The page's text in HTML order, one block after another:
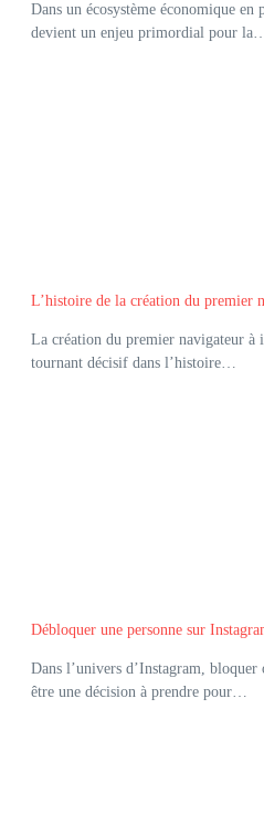
Dans un écosystème économique
devient un enjeu primordial pour
L’histoire de la création du premier
La création du premier navigateur à
tournant décisif dans l’histoire…
Débloquer une personne sur
Dans l’univers d’Instagram,
être une décision à prendre pour…